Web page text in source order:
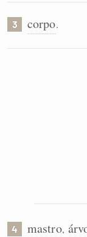
Conexões
3 corpo.
4 mastro,